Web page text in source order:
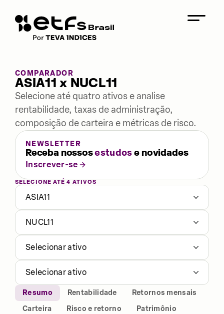
COMPARADOR
ASIA11 x NUCL11
Selecione até quatro ativos e analise
rentabilidade, taxas de administração,
composição de carteira e métricas de risco.
NEWSLETTER
Receba nossosestudose novidades
Inscrever-se
SELECIONE ATÉ 4 ATIVOS
ASIA11
NUCL11
Selecionar ativo
Selecionar ativo
Resumo Rentabilidade
Retornos mensais
Carteira
Risco e retorno
Patrimônio